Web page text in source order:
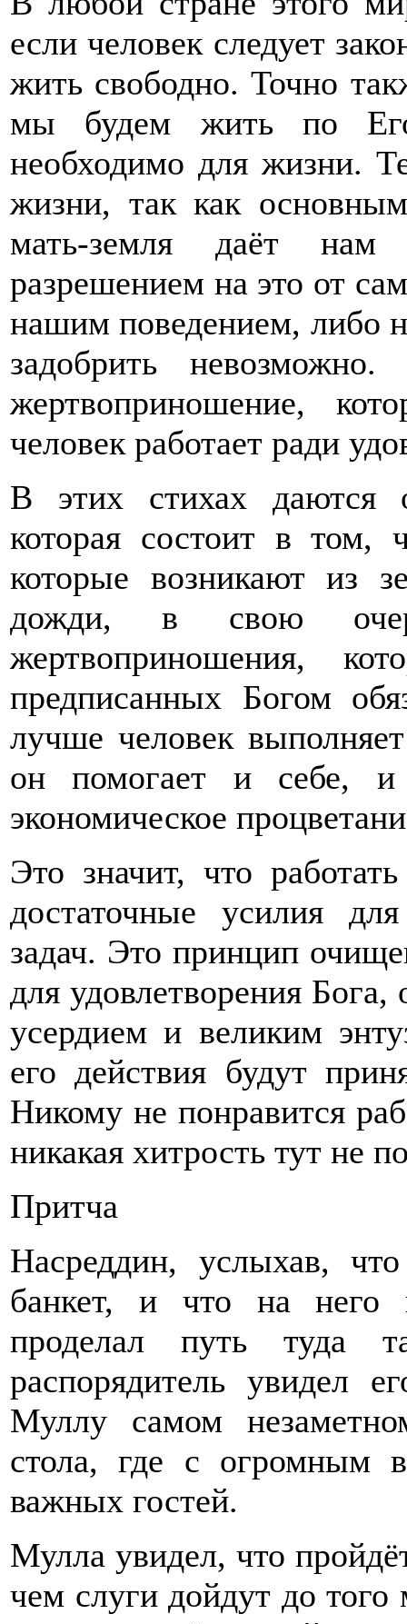
если человек следует
жить свободно. Точно
мы будем жить по
необходимо для жизни.
жизни, так как
мать-земля даёт
разрешением на это от
нашим поведением, либо
задобрить
жертвоприношение,
человек работает ради
В этих стихах даются
которая состоит в том,
которые возникают из
дожди, в свою
жертвоприношения,
предписанных Богом
лучше человек
он помогает и себе, и
экономическое
Это значит, что
достаточные усилия
задач. Это принцип
для удовлетворения
усердием и великим
его действия будут
Никому не понравится
никакая хитрость тут не
Притча
Насреддин, услыхав,
банкет, и что на него
проделал путь туда
распорядитель увидел
Муллу самом
стола, где с огромным
важных гостей.
Мулла увидел, что
чем слуги дойдут до